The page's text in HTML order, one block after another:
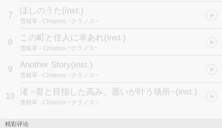
7 ほしのうた(inst.)
雪桜草 - Chranos ~クラノス~
8 この町と住人に幸あれ(inst.)
雪桜草 - Chranos ~クラノス~
9 Another Story(inst.)
雪桜草 - Chranos ~クラノス~
10 渚 ~君と目指した高み、愿いが叶う场所~(inst.)
雪桜草 - Chranos ~クラノス~
精彩评论